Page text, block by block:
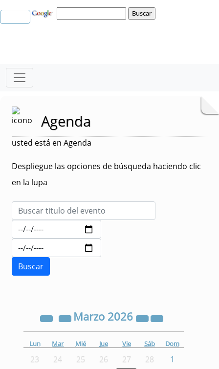
Agenda
usted está en Agenda
Despliegue las opciones de búsqueda haciendo clic
en la lupa
Marzo 2026
Lun Mar Mié Jue Vie Sáb Dom
23 24 25 26 27 28
1